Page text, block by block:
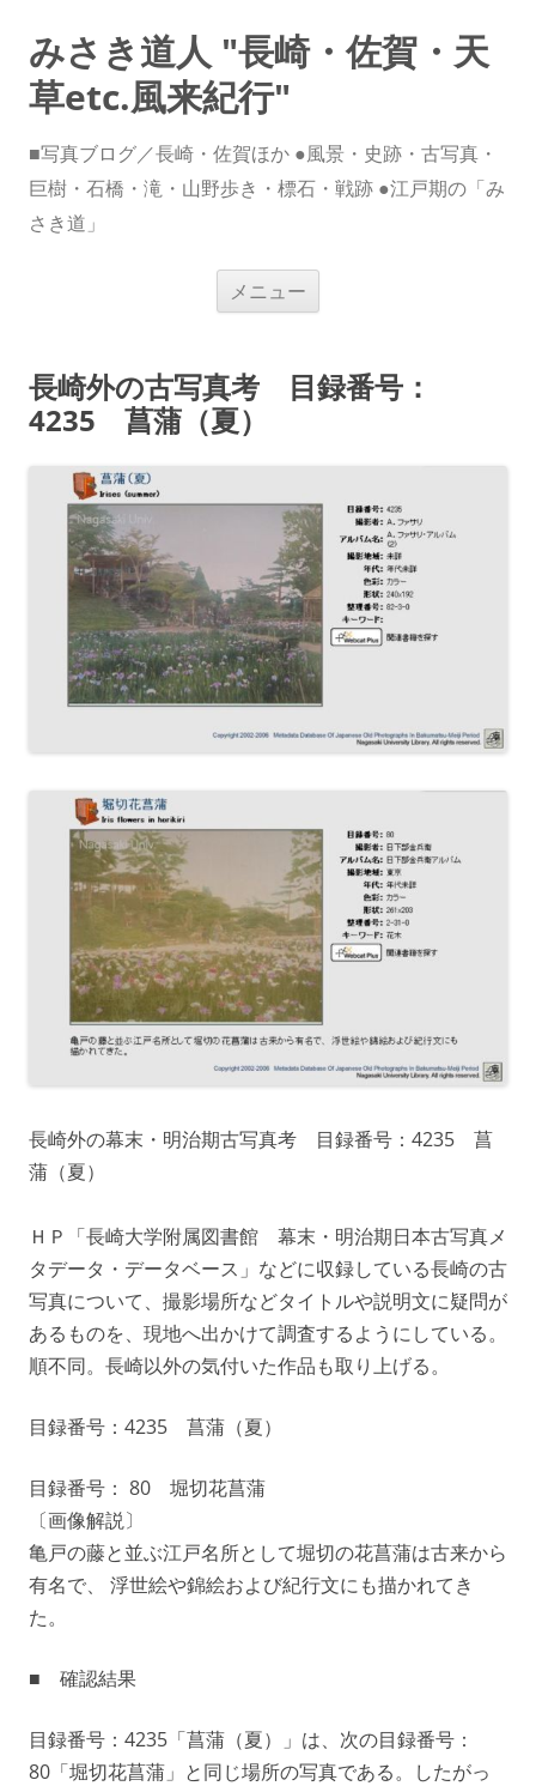
みさき道人 "長崎・佐賀・天
草etc.風来紀行"
■写真ブログ／長崎・佐賀ほか ●風景・史跡・古写真・
巨樹・石橋・滝・山野歩き・標石・戦跡 ●江戸期の「み
さき道」
メニュー
ス
キ
長崎外の古写真考 目録番号：
4235 菖蒲（夏）
長崎外の幕末・明治期古写真考 目録番号：4235 菖
蒲（夏）
ＨＰ「長崎大学附属図書館 幕末・明治期日本古写真メ
タデータ・データベース」などに収録している長崎の古
写真について、撮影場所などタイトルや説明文に疑問が
あるものを、現地へ出かけて調査するようにしている。
順不同。長崎以外の気付いた作品も取り上げる。
目録番号：4235 菖蒲（夏）
目録番号： 80 堀切花菖蒲
〔画像解説〕
亀戸の藤と並ぶ江戸名所として堀切の花菖蒲は古来から
有名で、 浮世絵や錦絵および紀行文にも描かれてき
た。
■ 確認結果
目録番号：4235「菖蒲（夏）」は、次の目録番号：
80「堀切花菖蒲」と同じ場所の写真である。したがっ